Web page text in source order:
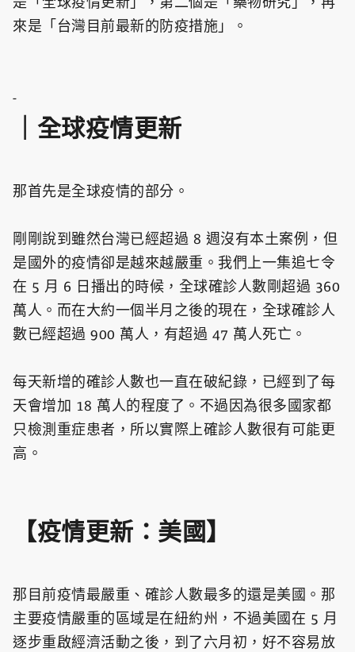
來是「台灣目前最新的防疫措施」。
-
｜全球疫情更新
那首先是全球疫情的部分。
剛剛說到雖然台灣已經超過 8 週沒有本土案例，但
是國外的疫情卻是越來越嚴重。我們上一集追七令
在 5 月 6 日播出的時候，全球確診人數剛超過 360
萬人。而在大約一個半月之後的現在，全球確診人
數已經超過 900 萬人，有超過 47 萬人死亡。
每天新增的確診人數也一直在破紀錄，已經到了每
天會增加 18 萬人的程度了。不過因為很多國家都
只檢測重症患者，所以實際上確診人數很有可能更
高。
【疫情更新：美國】
那目前疫情最嚴重、確診人數最多的還是美國。那
主要疫情嚴重的區域是在紐約州，不過美國在 5 月
逐步重啟經濟活動之後，到了六月初，好不容易放